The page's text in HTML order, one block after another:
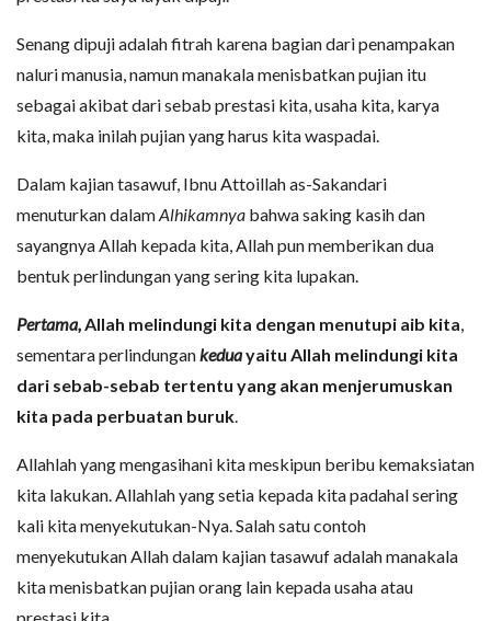
Senang dipuji adalah fitrah karena bagian dari penampakan
naluri manusia, namun manakala menisbatkan pujian itu
sebagai akibat dari sebab prestasi kita, usaha kita, karya
kita, maka inilah pujian yang harus kita waspadai.
Dalam kajian tasawuf, Ibnu Attoillah as-Sakandari
menuturkan dalamAlhikamnya bahwa saking kasih dan
sayangnya Allah kepada kita, Allah pun memberikan dua
bentuk perlindungan yang sering kita lupakan.
Pertama,Allah melindungi kita dengan menutupi aib kita,
sementara perlindungankeduayaitu Allah melindungi kita
dari sebab-sebab tertentu yang akan menjerumuskan
kita pada perbuatan buruk.
Allahlah yang mengasihani kita meskipun beribu kemaksiatan
kita lakukan. Allahlah yang setia kepada kita padahal sering
kali kita menyekutukan-Nya. Salah satu contoh
menyekutukan Allah dalam kajian tasawuf adalah manakala
kita menisbatkan pujian orang lain kepada usaha atau